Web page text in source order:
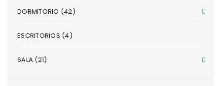
DORMITORIO (42)
ESCRITORIOS (4)
SALA (21)